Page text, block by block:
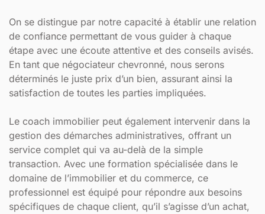
On se distingue par notre capacité à établir une relation
de confiance permettant de vous guider à chaque
étape avec une écoute attentive et des conseils avisés.
En tant que négociateur chevronné, nous serons
déterminés le juste prix d’un bien, assurant ainsi la
satisfaction de toutes les parties impliquées.
Le coach immobilier peut également intervenir dans la
gestion des démarches administratives, offrant un
service complet qui va au-delà de la simple
transaction. Avec une formation spécialisée dans le
domaine de l’immobilier et du commerce, ce
professionnel est équipé pour répondre aux besoins
spécifiques de chaque client, qu’il s’agisse d’un achat,